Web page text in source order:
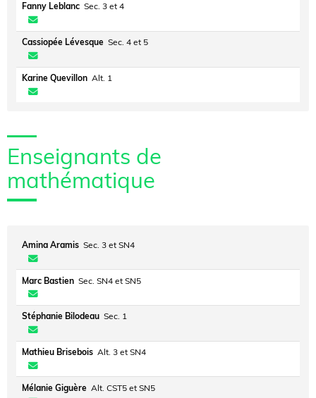
Fanny Leblanc Sec. 3 et 4
Cassiopée Lévesque Sec. 4 et 5
Karine Quevillon Alt. 1
Enseignants de
mathématique
Amina Aramis Sec. 3 et SN4
Marc Bastien Sec. SN4 et SN5
Stéphanie Bilodeau Sec. 1
Mathieu Brisebois Alt. 3 et SN4
Mélanie Giguère Alt. CST5 et SN5